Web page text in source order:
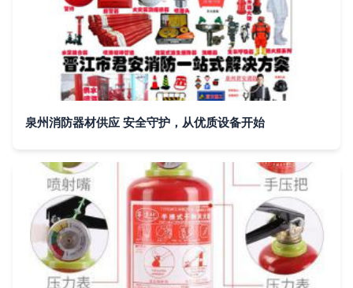
泉州消防器材供应 安全守护，从优质设备开始